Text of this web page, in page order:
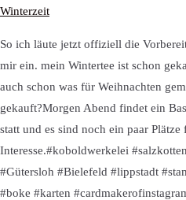
Winterzeit
So ich läute jetzt offiziell die
mir ein. mein Wintertee ist schon
auch schon was für Weihnachten
gekauft?Morgen Abend findet ein
statt und es sind noch ein paar
Interesse.#koboldwerkelei
#Gütersloh #Bielefeld #lippstadt
#boke #karten